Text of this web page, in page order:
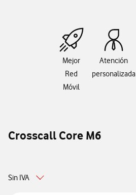
Mejor
Red
Móvil
Atención
personalizada
Crosscall Core M6
Sin IVA